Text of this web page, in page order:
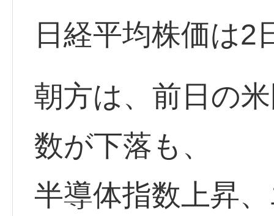
日経平均株価は2
朝方は、前日の
数が下落も、
半導体指数上昇